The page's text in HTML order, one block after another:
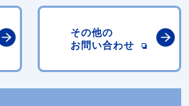
その他の
お問い合わせ